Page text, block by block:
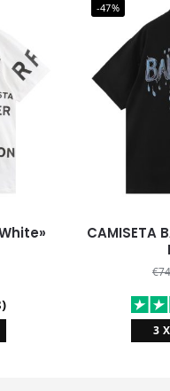
-47%
CAMISETA
€
3